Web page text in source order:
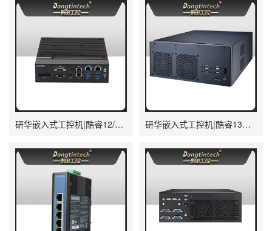
研华嵌入式工控机|酷睿12/13/14代工控主机电脑|AFE-R770 研华嵌入式工控机|酷睿13代高性能工业电脑|EPC-B3588